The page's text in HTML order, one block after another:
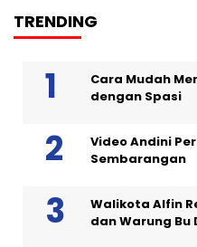
TRENDING
Cara Mudah
dengan Spasi
Video Andini
Sembarangan
Walikota Alfin
dan Warung Bu